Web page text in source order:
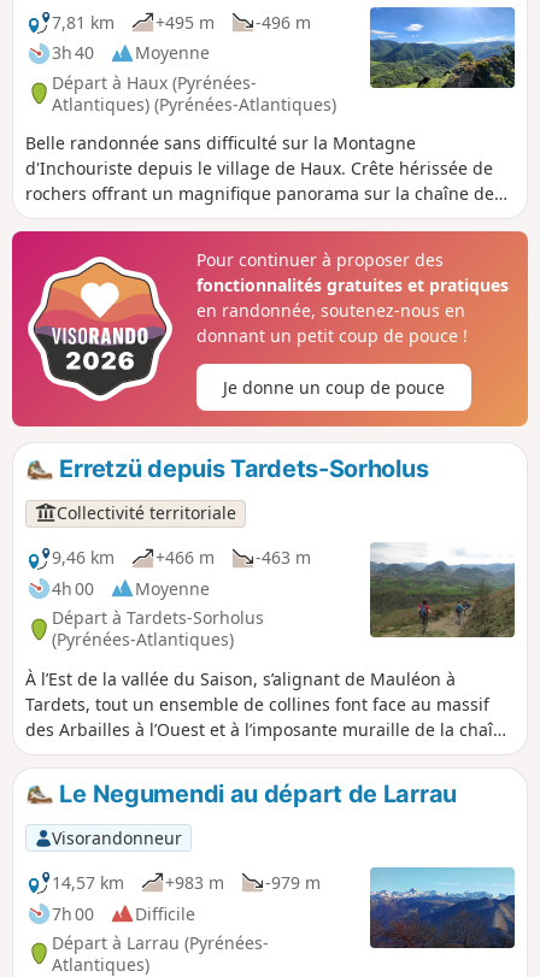
7,81 km +495 m
-496 m
3h 40
Moyenne
Départ à Haux (Pyrénées-
Atlantiques) (Pyrénées-Atlantiques)
Belle randonnée sans difficulté sur la Montagne
d'Inchouriste depuis le village de Haux. Crête hérissée de
rochers offrant un magnifique panorama sur la chaîne des
Pyrénées et les montagnes environnnantes.
Pour continuer à proposer des
fonctionnalités gratuites et pratiques
en randonnée, soutenez-nous en
donnant un petit coup de pouce !
Je donne un coup de pouce
Erretzü depuis Tardets-Sorholus
Collectivité territoriale
9,46 km
+466 m
-463 m
4h 00
Moyenne
Départ à Tardets-Sorholus
(Pyrénées-Atlantiques)
À l’Est de la vallée du Saison, s’alignant de Mauléon à
Tardets, tout un ensemble de collines font face au massif
des Arbailles à l’Ouest et à l’imposante muraille de la chaîne
des Pyrénées, dominée par le Pic d’Anie au Sud. Le sommet
d’Erretzü marque le point extrême de cet alignement. Cette
position lui confère un panorama imprenable sur les
montagnes du Béarn et de la Haute-Soule. L’itinéraire est
très varié. Il évolue d’abord en sous-bois le long d’un très
joli ruisseau puis à découvert dans les fougeraies
parsemées de chênes têtards. Comme les fougères qui le
recouvrent, le sommet change de couleur au fil des saisons
jusqu’à se draper d’un rouge flamboyant à l’automne.
Le Negumendi au départ de Larrau
Visorandonneur
14,57 km
+983 m
-979 m
7h 00
Difficile
Départ à Larrau (Pyrénées-
Atlantiques)